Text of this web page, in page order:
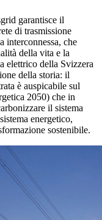
garantisce il
di trasmissione
interconnessa, che
della vita e la
elettrico della Svizzera
della storia: il
è auspicabile sul
2050) che in
il sistema
energetico,
sostenibile.